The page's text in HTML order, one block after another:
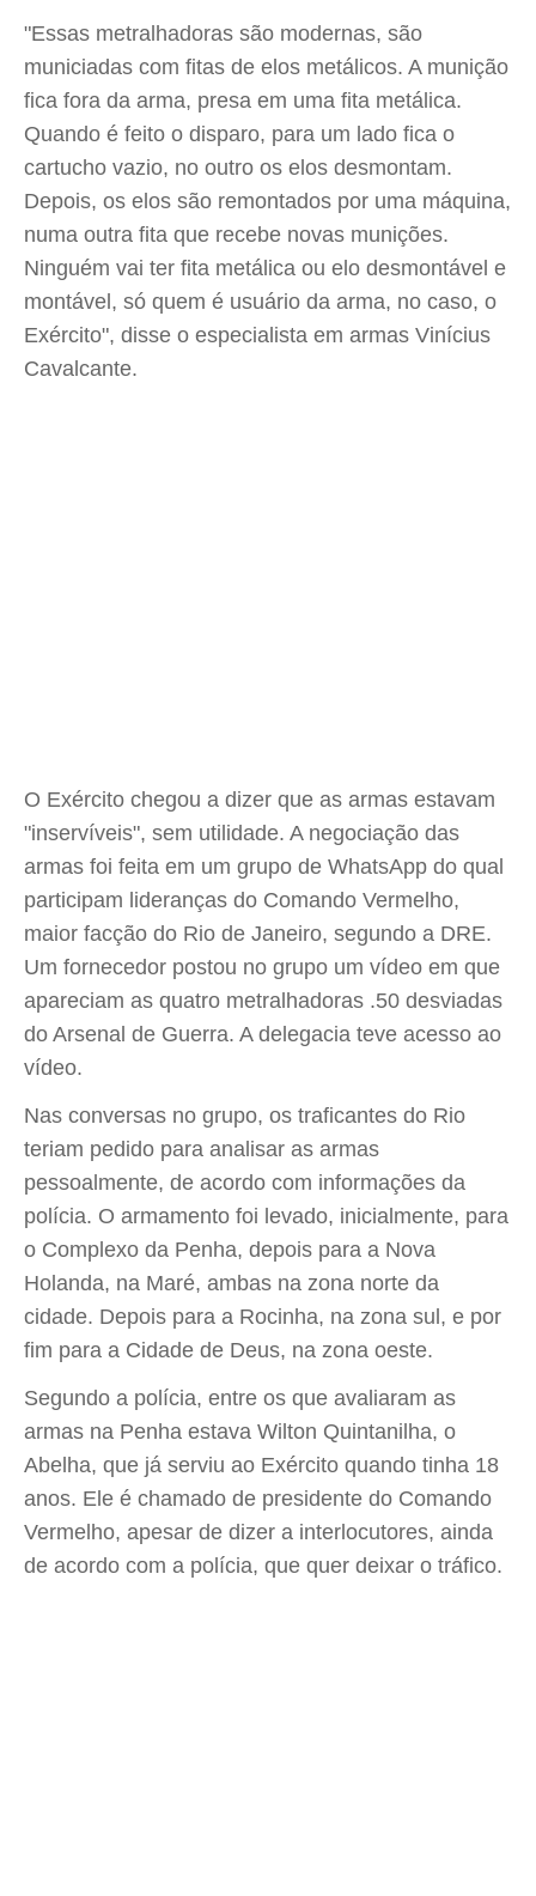
"Essas metralhadoras são modernas, são
municiadas com fitas de elos metálicos. A munição
fica fora da arma, presa em uma fita metálica.
Quando é feito o disparo, para um lado fica o
cartucho vazio, no outro os elos desmontam.
Depois, os elos são remontados por uma máquina,
numa outra fita que recebe novas munições.
Ninguém vai ter fita metálica ou elo desmontável e
montável, só quem é usuário da arma, no caso, o
Exército", disse o especialista em armas Vinícius
Cavalcante.
O Exército chegou a dizer que as armas estavam
"inservíveis", sem utilidade. A negociação das
armas foi feita em um grupo de WhatsApp do qual
participam lideranças do Comando Vermelho,
maior facção do Rio de Janeiro, segundo a DRE.
Um fornecedor postou no grupo um vídeo em que
apareciam as quatro metralhadoras .50 desviadas
do Arsenal de Guerra. A delegacia teve acesso ao
vídeo.
Nas conversas no grupo, os traficantes do Rio
teriam pedido para analisar as armas
pessoalmente, de acordo com informações da
polícia. O armamento foi levado, inicialmente, para
o Complexo da Penha, depois para a Nova
Holanda, na Maré, ambas na zona norte da
cidade. Depois para a Rocinha, na zona sul, e por
fim para a Cidade de Deus, na zona oeste.
Segundo a polícia, entre os que avaliaram as
armas na Penha estava Wilton Quintanilha, o
Abelha, que já serviu ao Exército quando tinha 18
anos. Ele é chamado de presidente do Comando
Vermelho, apesar de dizer a interlocutores, ainda
de acordo com a polícia, que quer deixar o tráfico.